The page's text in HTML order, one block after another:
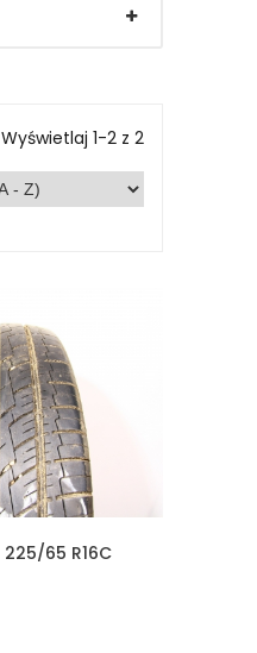
Wyświetlaj 1-2 z 2
225/65 R16C